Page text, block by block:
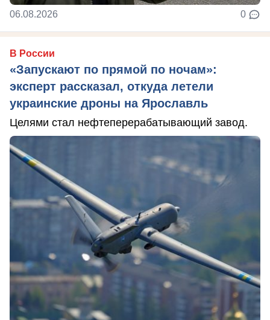
06.08.2026 0
В России
«Запускают по прямой по ночам»:
эксперт рассказал, откуда летели
украинские дроны на Ярославль
Целями стал нефтеперерабатывающий завод.